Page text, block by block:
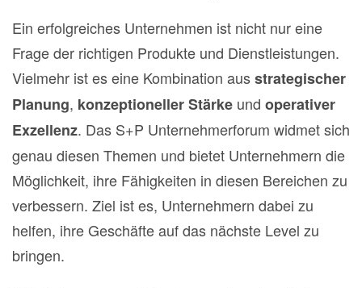
Ein erfolgreiches Unternehmen ist nicht nur eine
Frage der richtigen Produkte und Dienstleistungen.
Vielmehr ist es eine Kombination ausstrategischer
Planung, konzeptioneller Stärke und operativer
Exzellenz. Das S+P Unternehmerforum widmet sich
genau diesen Themen und bietet Unternehmern die
Möglichkeit, ihre Fähigkeiten in diesen Bereichen zu
verbessern. Ziel ist es, Unternehmern dabei zu
helfen, ihre Geschäfte auf das nächste Level zu
bringen.